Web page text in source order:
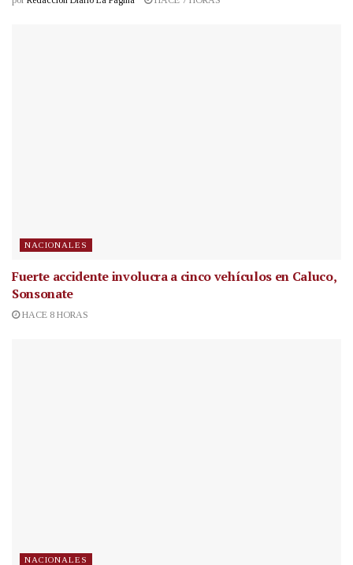
NACIONALES
Fuerte accidente involucra a cinco vehículos en Caluco,
Sonsonate
HACE 8 HORAS
NACIONALES